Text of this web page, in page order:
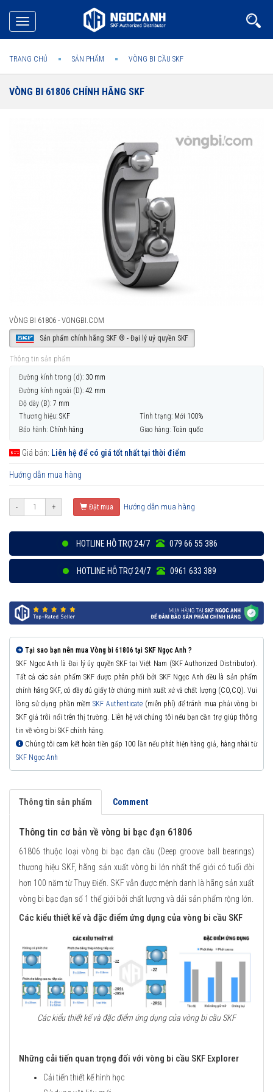
Toggle
navigation
TRANG CHỦ SẢN PHẨM VÒNG BI CẦU SKF
VÒNG BI 61806 CHÍNH HÃNG SKF
VÒNG BI 61806 - VONGBI.COM
Sản phẩm chính hãng SKF ® - Đại lý uỷ quyền SKF
Thông tin sản phẩm
Đường kính trong (d): 30 mm
Đường kính ngoài (D): 42 mm
Độ dày (B): 7 mm
Thương hiệu: SKF Tình trạng: Mới 100%
Bảo hành: Chính hãng Giao hàng: Toàn quốc
Giá bán: Liên hệ để có giá tốt nhất tại thời điểm
Hướng dẫn mua hàng
- + Đặt mua Hướng dẫn mua hàng
HOTLINE HỖ TRỢ 24/7 079 66 55 386
HOTLINE HỖ TRỢ 24/7 0961 633 389
Tại sao bạn nên mua Vòng bi 61806 tại SKF Ngọc Anh ?
SKF Ngọc Anh là Đại lý ủy quyền SKF tại Việt Nam (SKF Authorized Distributor).
Tất cả các sản phẩm SKF được phân phối bởi SKF Ngọc Anh đều là sản phẩm
chính hãng SKF, có đầy đủ giấy tờ chứng minh xuất xứ và chất lượng (CO,CQ). Vui
lòng sử dụng phần mềmSKF Authenticate(miễn phí) để tránh mua phải vòng bi
SKF giả trôi nổi trên thị trường. Liên hệ với chúng tôi nếu bạn cần trợ giúp thông
tin về vòng bi SKF chính hãng.
Chúng tôi cam kết hoàn tiền gấp 100 lần nếu phát hiện hàng giả, hàng nhái từ
SKF Ngọc Anh
Thông tin sản phẩm Comment
Thông tin cơ bản về vòng bi bạc đạn 61806
61806 thuộc loại vòng bi bạc đạn cầu (Deep groove ball bearings)
thương hiệu SKF, hãng sản xuất vòng bi lớn nhất thế giới có tuổi đời
hơn 100 năm từ Thụy Điển. SKF vẫn được mệnh danh là hãng sản xuất
vòng bi bạc đạn số 1 thế giới bởi chất lượng và dải sản phẩm rộng lớn.
Các kiểu thiết kế và đặc điểm ứng dụng của vòng bi cầu SKF
Các kiểu thiết kế và đặc điểm ứng dụng của vòng bi cầu SKF
Những cải tiến quan trọng đối với vòng bi cầu SKF Explorer
Cải tiến thiết kế hình học